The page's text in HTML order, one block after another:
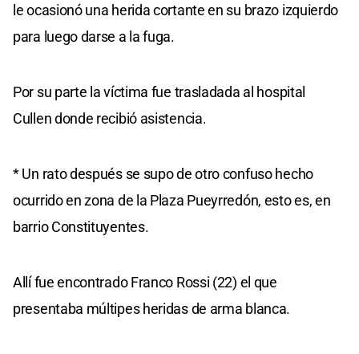
le ocasionó una herida cortante en su brazo izquierdo
para luego darse a la fuga.
Por su parte la víctima fue trasladada al hospital
Cullen donde recibió asistencia.
* Un rato después se supo de otro confuso hecho
ocurrido en zona de la Plaza Pueyrredón, esto es, en
barrio Constituyentes.
Allí fue encontrado Franco Rossi (22) el que
presentaba múltipes heridas de arma blanca.